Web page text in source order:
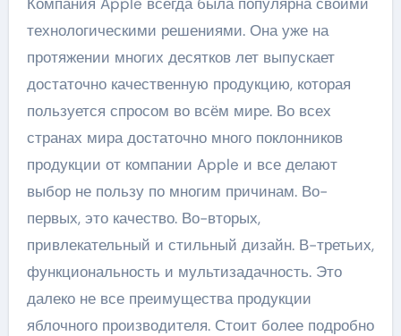
технологическими решениями. Она уже на
протяжении многих десятков лет выпускает
достаточно качественную продукцию, которая
пользуется спросом во всём мире. Во всех
странах мира достаточно много поклонников
продукции от компании Apple и все делают
выбор не пользу по многим причинам. Во-
первых, это качество. Во-вторых,
привлекательный и стильный дизайн. В-третьих,
функциональность и мультизадачность. Это
далеко не все преимущества продукции
яблочного производителя. Стоит более подробно